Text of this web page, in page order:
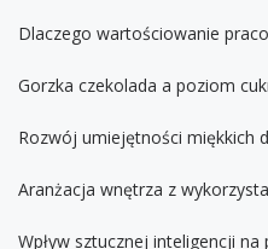
Dlaczego wartościowanie
Gorzka czekolada a poziom
Rozwój umiejętności miękkich
Aranżacja wnętrza z
Wpływ sztucznej inteligencji na